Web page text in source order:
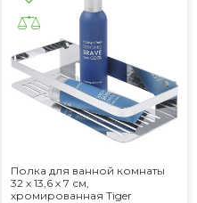
Полка для ванной комнаты
32 х 13,6 х 7 см,
хромированная Tiger